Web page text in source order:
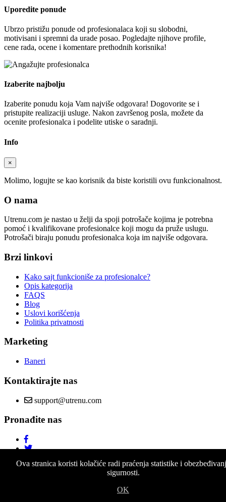
Uporedite ponude
Ubrzo pristižu ponude od profesionalaca koji su slobodni,
motivisani i spremni da urade posao. Pogledajte njihove profile,
cene rada, ocene i komentare prethodnih korisnika!
Izaberite najbolju
Izaberite ponudu koja Vam najviše odgovara! Dogovorite se i
pristupite realizaciji usluge. Nakon završenog posla, možete da
ocenite profesionalca i podelite utiske o saradnji.
Info
×
Molimo, logujte se kao korisnik da biste koristili ovu funkcionalnost.
O nama
Utrenu.com je nastao u želji da spoji potrošače kojima je potrebna
pomoć i kvalifikovane profesionalce koji mogu da pruže uslugu.
Potrošači biraju ponudu profesionalca koja im najviše odgovara.
Brzi linkovi
Kako sajt funkcioniše za profesionalce?
Opis kategorija
FAQS
Blog
Uslovi korišćenja
Politika privatnosti
Marketing
Baneri
Kontaktirajte nas
support@utrenu.com
Pronađite nas
Ova stranica koristi kolačiće radi praćenja statistike i
sigurnosti.
OK